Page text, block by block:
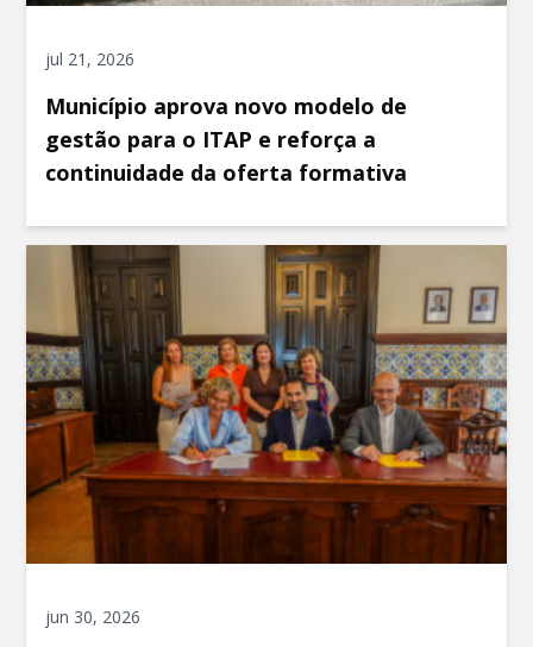
jul 21, 2026
Município aprova novo modelo de
gestão para o ITAP e reforça a
continuidade da oferta formativa
jun 30, 2026